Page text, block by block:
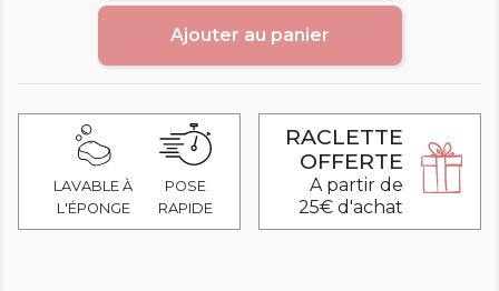
Ajouter au panier
LAVABLE À
L'ÉPONGE
POSE
RAPIDE
RACLETTE
OFFERTE
A partir de
25€ d'achat